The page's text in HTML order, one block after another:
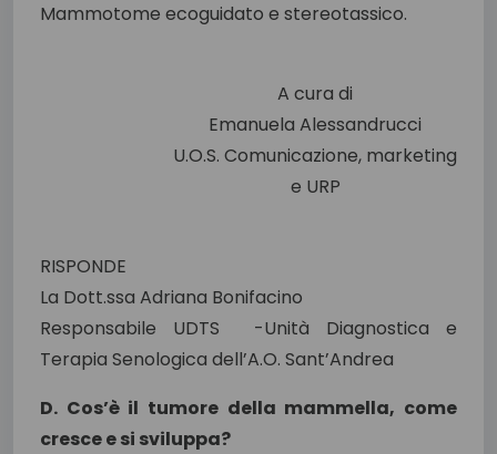
Mammotome ecoguidato e stereotassico.
A cura di
Emanuela Alessandrucci
U.O.S. Comunicazione, marketing
e URP
RISPONDE
La Dott.ssa Adriana Bonifacino
Responsabile UDTS -Unità Diagnostica e
Terapia Senologica dell’A.O. Sant’Andrea
D. Cos’è il tumore della mammella, come
cresce e si sviluppa?